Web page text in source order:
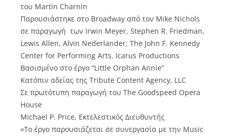
του Martin Charnin
Παρουσιάστηκε στο Broadway από τον Mike Nichols
σε παραγωγή των Irwin Meyer, Stephen R. Friedman,
Lewis Allen, Alvin Nederlander, The John F. Kennedy
Center for Performing Arts, Icarus Productions
Βασισμένο στο έργο “Little Orphan Annie”
Κατόπιν αδείας της Tribute Content Agency, LLC
Σε πρωτότυπη παραγωγή του The Goodspeed Opera
House
Michael P. Price, Εκτελεστικός Διευθυντής
«Το έργο παρουσιάζεται σε συνεργασία με την Music